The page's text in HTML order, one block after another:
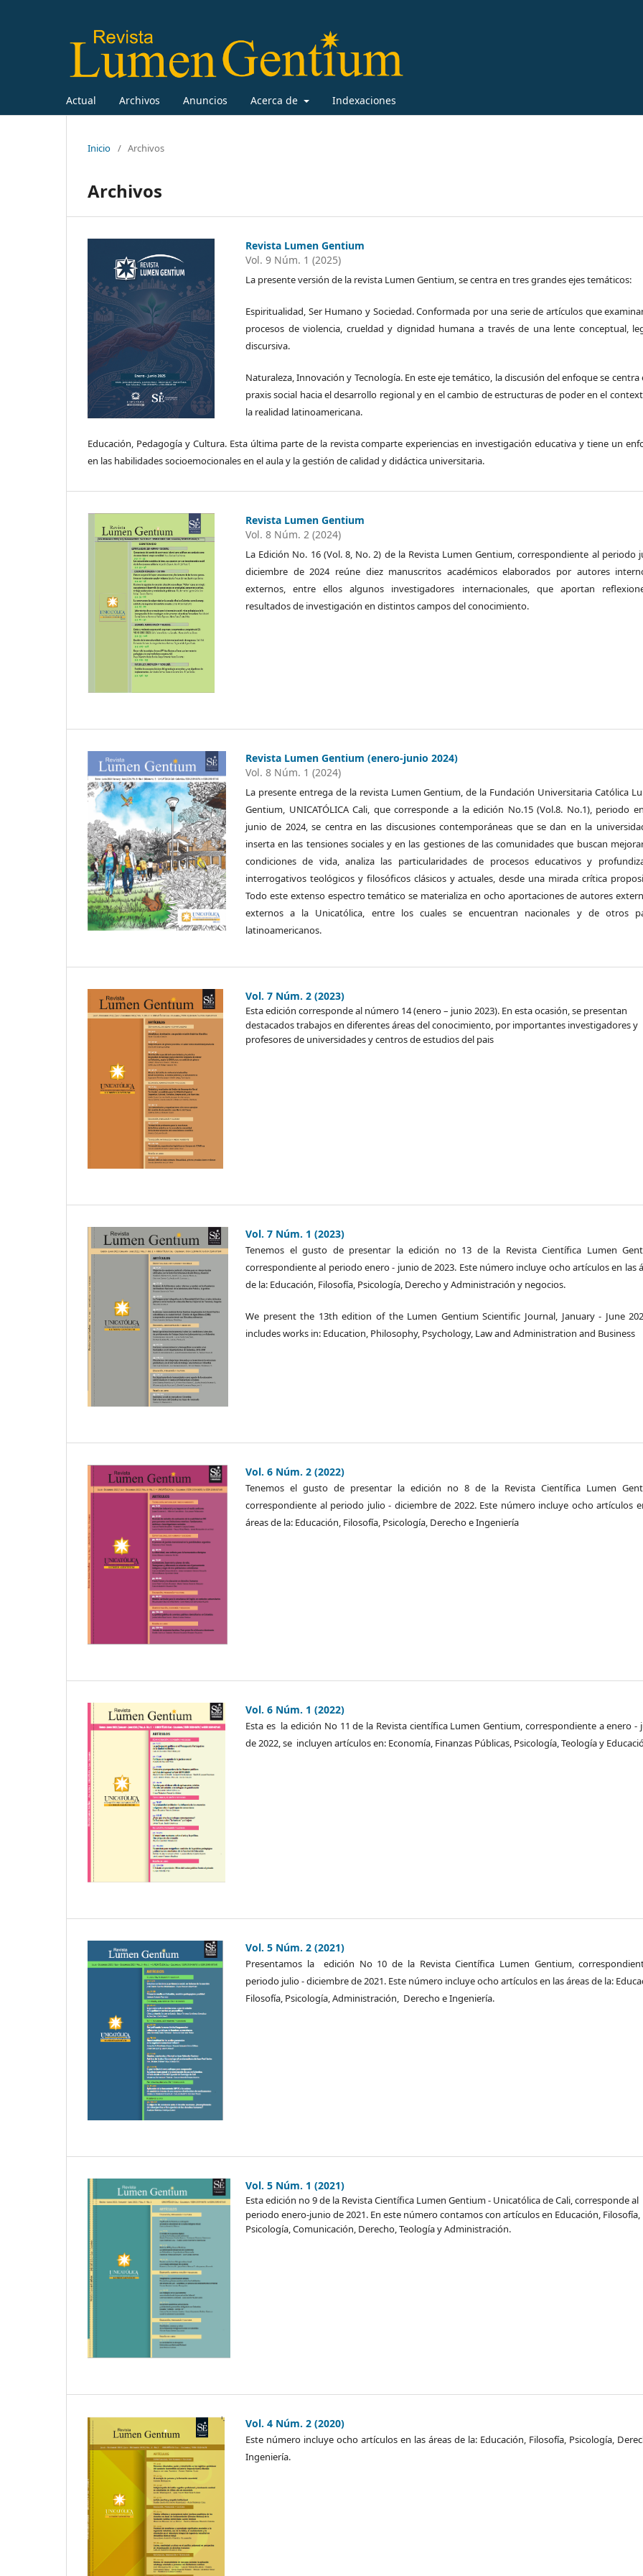
Actual Archivos Anuncios Acerca de Indexaciones
Inicio / Archivos
Archivos
Revista Lumen Gentium
Vol. 9 Núm. 1 (2025)
La presente versión de la revista Lumen Gentium, se centra en tres grandes ejes temáticos:
Espiritualidad, Ser Humano y Sociedad. Conformada por una serie de artículos que
procesos de violencia, crueldad y dignidad humana a través de una lente conceptual,
discursiva.
Naturaleza, Innovación y Tecnología. En este eje temático, la discusión del enfoque se centra
praxis social hacia el desarrollo regional y en el cambio de estructuras de poder en el
la realidad latinoamericana.
Educación, Pedagogía y Cultura. Esta última parte de la revista comparte experiencias en investigación educativa y tiene un
en las habilidades socioemocionales en el aula y la gestión de calidad y didáctica universitaria.
Revista Lumen Gentium
Vol. 8 Núm. 2 (2024)
La Edición No. 16 (Vol. 8, No. 2) de la Revista Lumen Gentium, correspondiente al periodo
diciembre de 2024 reúne diez manuscritos académicos elaborados por autores
externos, entre ellos algunos investigadores internacionales, que aportan
resultados de investigación en distintos campos del conocimiento.
Revista Lumen Gentium (enero-junio 2024)
Vol. 8 Núm. 1 (2024)
La presente entrega de la revista Lumen Gentium, de la Fundación Universitaria Católica
Gentium, UNICATÓLICA Cali, que corresponde a la edición No.15 (Vol.8. No.1), periodo
junio de 2024, se centra en las discusiones contemporáneas que se dan en la
inserta en las tensiones sociales y en las gestiones de las comunidades que buscan
condiciones de vida, analiza las particularidades de procesos educativos y
interrogativos teológicos y filosóficos clásicos y actuales, desde una mirada crítica
Todo este extenso espectro temático se materializa en ocho aportaciones de autores
externos a la Unicatólica, entre los cuales se encuentran nacionales y de otros
latinoamericanos.
Vol. 7 Núm. 2 (2023)
Esta edición corresponde al número 14 (enero – junio 2023). En esta ocasión, se presentan
destacados trabajos en diferentes áreas del conocimiento, por importantes investigadores y
profesores de universidades y centros de estudios del pais
Vol. 7 Núm. 1 (2023)
Tenemos el gusto de presentar la edición no 13 de la Revista Científica Lumen
correspondiente al periodo enero - junio de 2023. Este número incluye ocho artículos en las
de la: Educación, Filosofía, Psicología, Derecho y Administración y negocios.
We present the 13th edition of the Lumen Gentium Scientific Journal, January - June
includes works in: Education, Philosophy, Psychology, Law and Administration and Business
Vol. 6 Núm. 2 (2022)
Tenemos el gusto de presentar la edición no 8 de la Revista Científica Lumen
correspondiente al periodo julio - diciembre de 2022. Este número incluye ocho artículos
áreas de la: Educación, Filosofía, Psicología, Derecho e Ingeniería
Vol. 6 Núm. 1 (2022)
Esta es la edición No 11 de la Revista científica Lumen Gentium, correspondiente a enero -
de 2022, se incluyen artículos en: Economía, Finanzas Públicas, Psicología, Teología y
Vol. 5 Núm. 2 (2021)
Presentamos la edición No 10 de la Revista Científica Lumen Gentium,
periodo julio - diciembre de 2021. Este número incluye ocho artículos en las áreas de la:
Filosofía, Psicología, Administración, Derecho e Ingeniería.
Vol. 5 Núm. 1 (2021)
Esta edición no 9 de la Revista Científica Lumen Gentium - Unicatólica de Cali, corresponde al
periodo enero-junio de 2021. En este número contamos con artículos en Educación, Filosofía,
Psicología, Comunicación, Derecho, Teología y Administración.
Vol. 4 Núm. 2 (2020)
Este número incluye ocho artículos en las áreas de la: Educación, Filosofía, Psicología,
Ingeniería.